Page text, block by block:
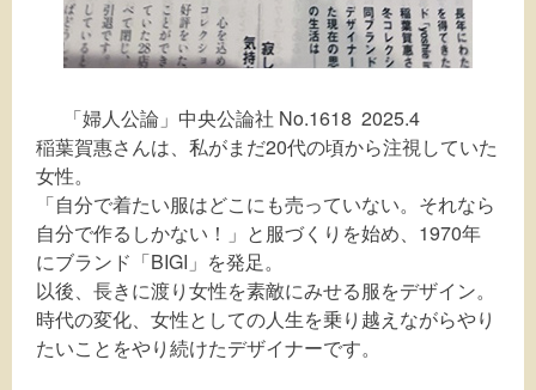
「婦人公論」中央公論社 No.1618 2025.4
稲葉賀惠さんは、私がまだ20代の頃から注視していた
女性。
「自分で着たい服はどこにも売っていない。それなら
自分で作るしかない！」と服づくりを始め、1970年
にブランド「BIGI」を発足。
以後、長きに渡り女性を素敵にみせる服をデザイン。
時代の変化、女性としての人生を乗り越えながらやり
たいことをやり続けたデザイナーです。